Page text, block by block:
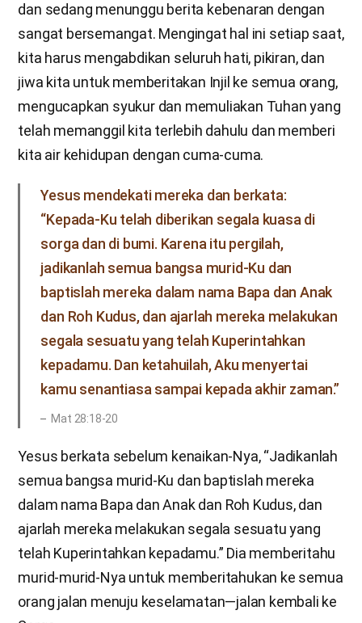
dan sedang menunggu berita kebenaran dengan
sangat bersemangat. Mengingat hal ini setiap saat,
kita harus mengabdikan seluruh hati, pikiran, dan
jiwa kita untuk memberitakan Injil ke semua orang,
mengucapkan syukur dan memuliakan Tuhan yang
telah memanggil kita terlebih dahulu dan memberi
kita air kehidupan dengan cuma-cuma.
Yesus mendekati mereka dan berkata:
“Kepada-Ku telah diberikan segala kuasa di
sorga dan di bumi. Karena itu pergilah,
jadikanlah semua bangsa murid-Ku dan
baptislah mereka dalam nama Bapa dan Anak
dan Roh Kudus, dan ajarlah mereka melakukan
segala sesuatu yang telah Kuperintahkan
kepadamu. Dan ketahuilah, Aku menyertai
kamu senantiasa sampai kepada akhir zaman.”
Mat 28:18-20
Yesus berkata sebelum kenaikan-Nya, “Jadikanlah
semua bangsa murid-Ku dan baptislah mereka
dalam nama Bapa dan Anak dan Roh Kudus, dan
ajarlah mereka melakukan segala sesuatu yang
telah Kuperintahkan kepadamu.” Dia memberitahu
murid-murid-Nya untuk memberitahukan ke semua
orang jalan menuju keselamatan—jalan kembali ke